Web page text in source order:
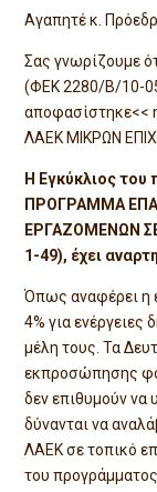
Αγαπητέ κ.
Σας γνωρίζουμε
(ΦΕΚ 2280/Β/10-
αποφασίστηκε<<
ΛΑΕΚ ΜΙΚΡΩΝ
Η Εγκύκλιος του
ΠΡΟΓΡΑΜΜΑ
ΕΡΓΑΖΟΜΕΝΩΝ
1-49), έχει
Όπως αναφέρει η
4% για
μέλη τους. Τα
εκπροσώπησης
δεν επιθυμούν να
δύνανται να
ΛΑΕΚ σε τοπικό
του προγράμματος.